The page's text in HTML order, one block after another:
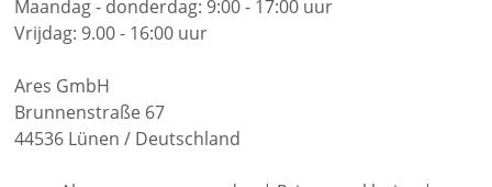
Maandag - donderdag: 9:00 - 17:00 uur
Vrijdag: 9.00 - 16:00 uur
Ares GmbH
Brunnenstraße 67
44536 Lünen / Deutschland